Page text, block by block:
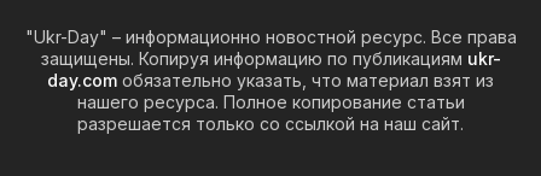
"Ukr-Day" – информационно новостной ресурс. Все права
защищены. Копируя информацию по публикациям ukr-
day.com обязательно указать, что материал взят из
нашего ресурса. Полное копирование статьи
разрешается только со ссылкой на наш сайт.